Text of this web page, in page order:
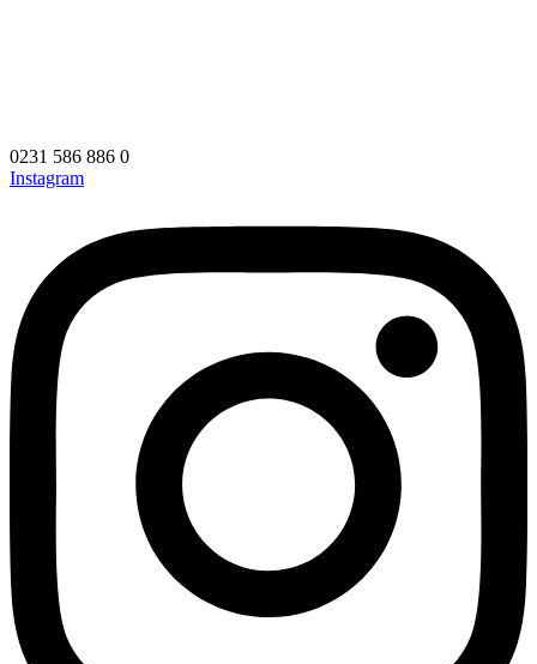
0231 586 886 0
Instagram